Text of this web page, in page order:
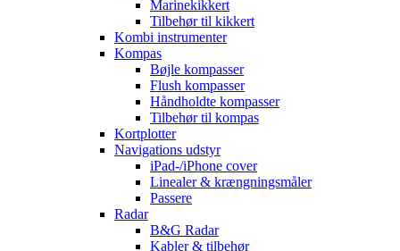
Marinekikkert
Tilbehør til kikkert
Kombi instrumenter
Kompas
Bøjle kompasser
Flush kompasser
Håndholdte kompasser
Tilbehør til kompas
Kortplotter
Navigations udstyr
iPad-/iPhone cover
Linealer & krængningsmåler
Passere
Radar
B&G Radar
Kabler & tilbehør